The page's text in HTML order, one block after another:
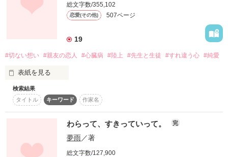
作品の長さ 長編 中編
コンテスト
超短編！フェチから始まる溺愛コンテスト
スターツ出版小説投稿サイト合同企画「1話からの長編大
賞」ベリーズカフェ会場
彼を探し始めて二年
後輩に勧められたのは
「自衛官の方を探していて、
それであのアプリに登録したんです」
失礼ながらもそう告げると
「もしよろしければ、
お手伝いさせていただけないでしょうか？」
あなたの助けになりたいんです」
✻　✻　✻
総文字数/355,102
恋愛(その他) 507ページ
19
#切ない想い #親友の恋人 #心臓病 #陸上 #先生と生徒 #すれ違う心 #純愛
表紙を見る
君を好きだと自覚したときには
君は親友の恋人でした
検索結果
タイトル
キーワード 作家名
わらって、すきっていって。 完
夢雨／著
総文字数/127,900